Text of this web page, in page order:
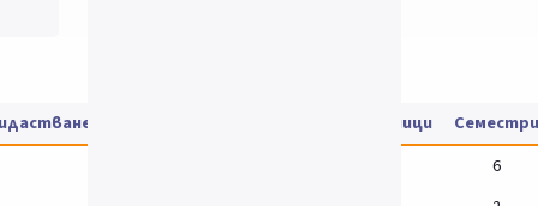
Цени на учебници
Семестри
6